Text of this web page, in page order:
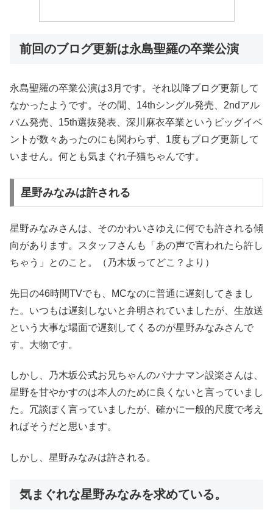
前回のブログ更新は永島聖羅の卒業公演
永島聖羅の卒業公演は3月です。それ以降ブログ更新して
なかったようです。その間、14thシングル発売、2ndアル
バム発売、15th選抜発表、深川麻衣卒業というビッグイベ
ントが数々あったのにも関わらず、1度もブログ更新して
いません。何とも気まぐれ子猫ちゃんです。
星野みなみは許される
星野みなみさんは、そのかわいさゆえに何でも許される傾
向があります。スタッフさんも「あの声で言われたら許し
ちゃう」とのこと。（乃木坂ってどこ？より）
先日の46時間TVでも、MCなのに普通に遅刻してきまし
た。いつもは遅刻しないと弁明されていましたが、生放送
という大事な場面で遅刻してくるのが星野みなみさんで
す。大物です。
しかし、乃木坂公式お兄ちゃんのバナナマン設楽さんは、
星野を甘やかすのは本人のために良くないと言っていまし
た。冗談ぽく言っていましたが、確かに一般的尺度で考え
ればそうだと思います。
しかし、星野みなみは許される。
気まぐれな星野みなみを求めている。